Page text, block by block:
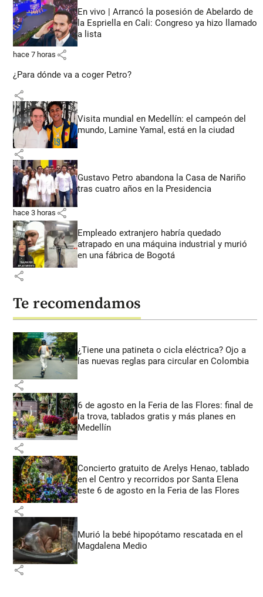
En vivo | Arrancó la posesión de Abelardo de
la Espriella en Cali: Congreso ya hizo llamado
a lista
hace 7 horas share
¿Para dónde va a coger Petro?
share
Visita mundial en Medellín: el campeón del
mundo, Lamine Yamal, está en la ciudad
share
Gustavo Petro abandona la Casa de Nariño
tras cuatro años en la Presidencia
hace 3 horas share
Empleado extranjero habría quedado
atrapado en una máquina industrial y murió
en una fábrica de Bogotá
share
Te recomendamos
¿Tiene una patineta o cicla eléctrica? Ojo a
las nuevas reglas para circular en Colombia
share
6 de agosto en la Feria de las Flores: final de
la trova, tablados gratis y más planes en
Medellín
share
Concierto gratuito de Arelys Henao, tablado
en el Centro y recorridos por Santa Elena
este 6 de agosto en la Feria de las Flores
share
Murió la bebé hipopótamo rescatada en el
Magdalena Medio
share